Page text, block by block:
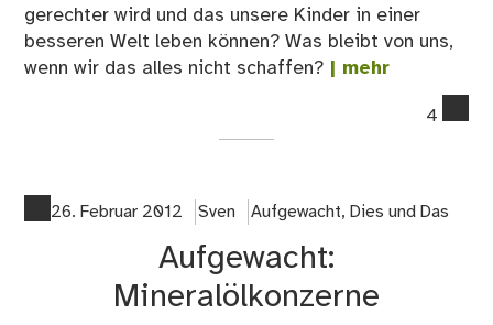
gerechter wird und das unsere Kinder in einer
besseren Welt leben können? Was bleibt von uns,
wenn wir das alles nicht schaffen? | mehr
4
26. Februar 2012 Sven Aufgewacht, Dies und Das
Aufgewacht:
Mineralölkonzerne